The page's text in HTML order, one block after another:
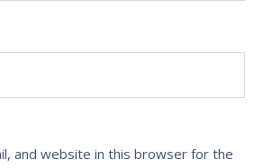
and website in this browser for the